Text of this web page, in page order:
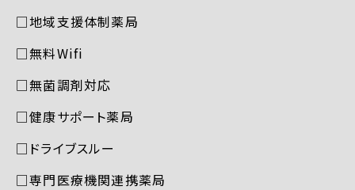
□地域支援体制薬局
□無料Wifi
□無菌調剤対応
□健康サポート薬局
□ドライブスルー
□専門医療機関連携薬局